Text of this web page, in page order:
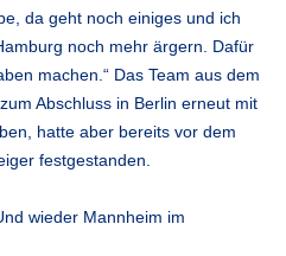
da geht noch einiges und ich
noch mehr ärgern. Dafür
machen.“ Das Team aus dem
Abschluss in Berlin erneut mit
hatte aber bereits vor dem
festgestanden.
wieder Mannheim im